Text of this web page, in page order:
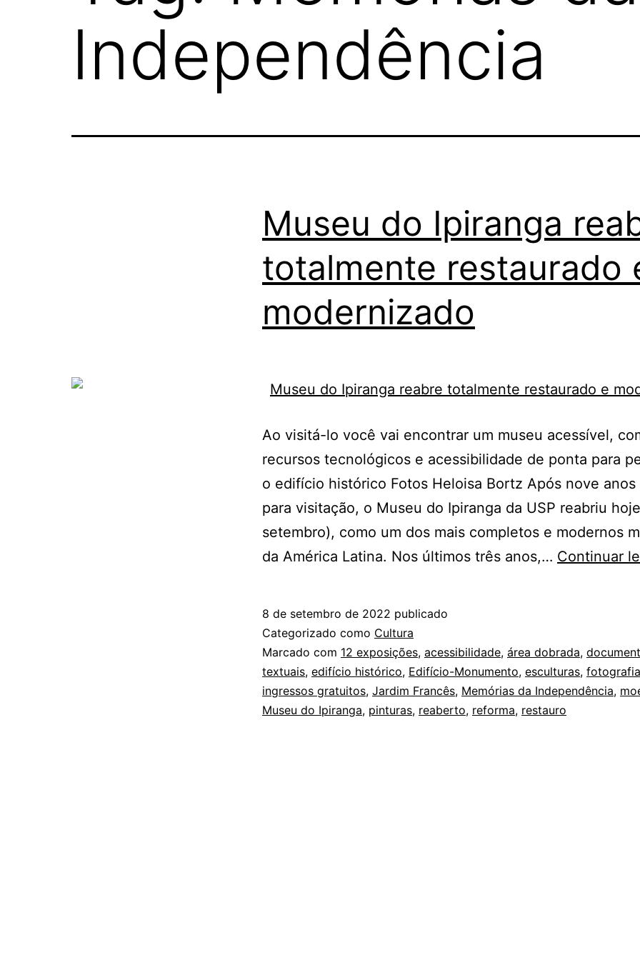
Independência
Museu do Ipiranga
totalmente restaurado
modernizado
Ao visitá-lo você vai encontrar um museu acessível,
recursos tecnológicos e acessibilidade de ponta para
o edifício histórico Fotos Heloisa Bortz Após nove anos
para visitação, o Museu do Ipiranga da USP reabriu
setembro), como um dos mais completos e modernos
da América Latina. Nos últimos três anos,… Continuar
8 de setembro de 2022 publicado
Categorizado como Cultura
Marcado com 12 exposições, acessibilidade, área dobrada,
textuais, edifício histórico, Edifício-Monumento, esculturas,
ingressos gratuitos, Jardim Francês, Memórias da Independência,
Museu do Ipiranga, pinturas, reaberto, reforma, restauro